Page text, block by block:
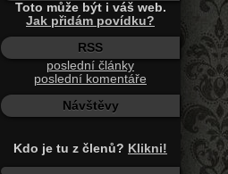
Toto může být i váš web.
Jak přidám povídku?
RSS
poslední články
poslední komentáře
Návštěvy
Kdo je tu z členů? Klikni!